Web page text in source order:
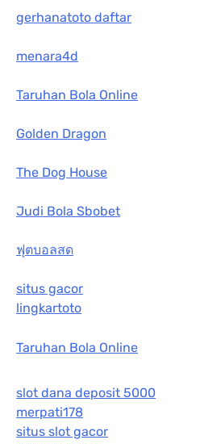
gerhanatoto daftar
menara4d
Taruhan Bola Online
Golden Dragon
The Dog House
Judi Bola Sbobet
ฟุตบอลสด
situs gacor
lingkartoto
Taruhan Bola Online
slot dana deposit 5000
merpati178
situs slot gacor